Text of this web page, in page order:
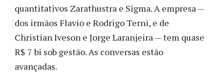
quantitativos Zarathustra e Sigma. A empresa —
dos irmãos Flavio e Rodrigo Terni, e de
Christian Iveson e Jorge Laranjeira — tem quase
R$ 7 bi sob gestão. As conversas estão
avançadas.